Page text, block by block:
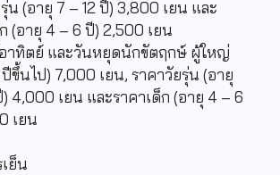
น (อายุ 7 – 12 ปี) 3,800 เยน และ
(อายุ 4 – 6 ปี) 2,500 เยน
อาทิตย์ และวันหยุดนักขัตฤกษ์ ผู้ใหญ่
ปีขึ้นไป) 7,000 เยน, ราคาวัยรุ่น (อายุ
) 4,000 เยน และราคาเด็ก (อายุ 4 – 6
เยน
ย็น